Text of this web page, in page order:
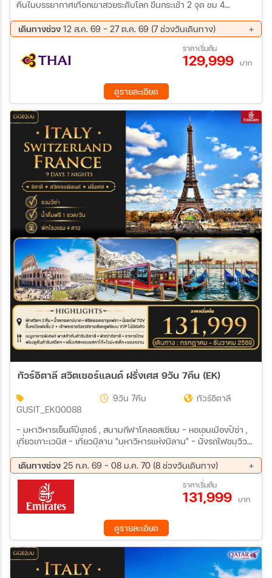
คืนในบรรยากาศเทือกเขาสวยระดับโลก ขึ้นกระเช้า 2 จุด ชม 4
เดินทางช่วง 12 ส.ค. 69 - 27 ต.ค. 69 (7 ช่วงวันเดินทาง)
06 ก.ย. 69 - 14 ก.ย. 69
13 ก.ย. 69 - 21 ก.ย. 69
20 ก.ย. 69 - 28 ก.ย. 69
05 ต.ค. 69 - 13 ต.ค. 69
13 ต.ค. 69 - 21 ต.ค. 69
ราคาเริ่มต้น
129,999 บาท
ดูรายละเอียด
ทัวร์อิตาลี สวิตเซอร์แลนด์ ฝรั่งเศส 9วัน 7คืน (EK)
GUSIT_EK00088
9วัน 7คืน ทัวร์อิตาลี
- มหาวิหารเซ็นต์ปีเตอร์ , สนามกีฬาโคลอสเซียม - หอเอนเมืองปิซ่า ,
เที่ยวเกาะเวนิส - เที่ยวมิลาน "มหาวิหารแห่งมิลาน" - นั่งรถไฟชมวิว
รถไฟด่วน TGV เข้าปารีส - ขึ้นหอไอเฟลชั้น 2 , เข้าชมพระราชวังแวร์
ซาย - เข้าชม ภาพวาดโมนาลิซา ณ พิพิธภัณฑ์ลูฟร์
เดินทางช่วง 25 ก.ค. 69 - 08 ม.ค. 70 (8 ช่วงวันเดินทาง)
12 ส.ค. 69 - 20 ส.ค. 69
26 ก.ย. 69 - 04 ต.ค. 69
09 ต.ค. 69 - 17 ต.ค. 69
16 ต.ค. 69 - 24 ต.ค. 69
14 พ.ย. 69 - 22 พ.ย. 69
29 พ.ย. 69 - 07 ธ.ค. 69
31 ธ.ค. 69 - 08 ม.ค. 70
ราคาเริ่มต้น
131,999 บาท
ดูรายละเอียด